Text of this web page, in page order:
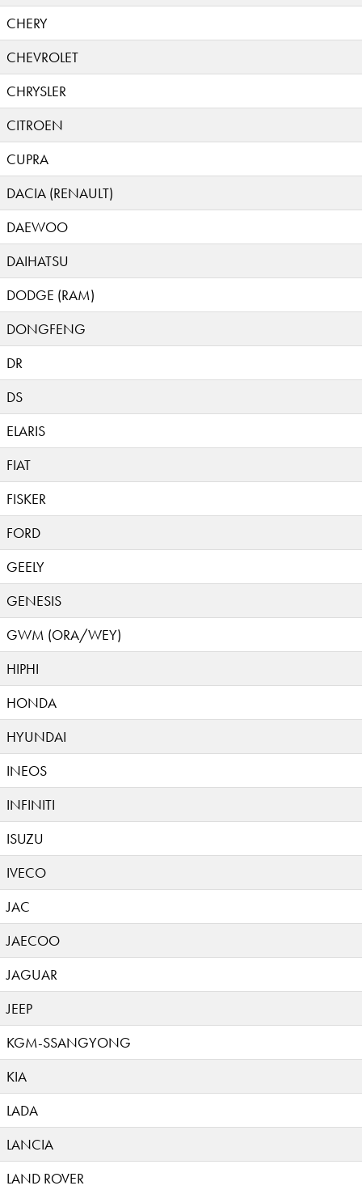
CHERY
CHEVROLET
CHRYSLER
CITROEN
CUPRA
DACIA (RENAULT)
DAEWOO
DAIHATSU
DODGE (RAM)
DONGFENG
DR
DS
ELARIS
FIAT
FISKER
FORD
GEELY
GENESIS
GWM (ORA/WEY)
HIPHI
HONDA
HYUNDAI
INEOS
INFINITI
ISUZU
IVECO
JAC
JAECOO
JAGUAR
JEEP
KGM-SSANGYONG
KIA
LADA
LANCIA
LAND ROVER